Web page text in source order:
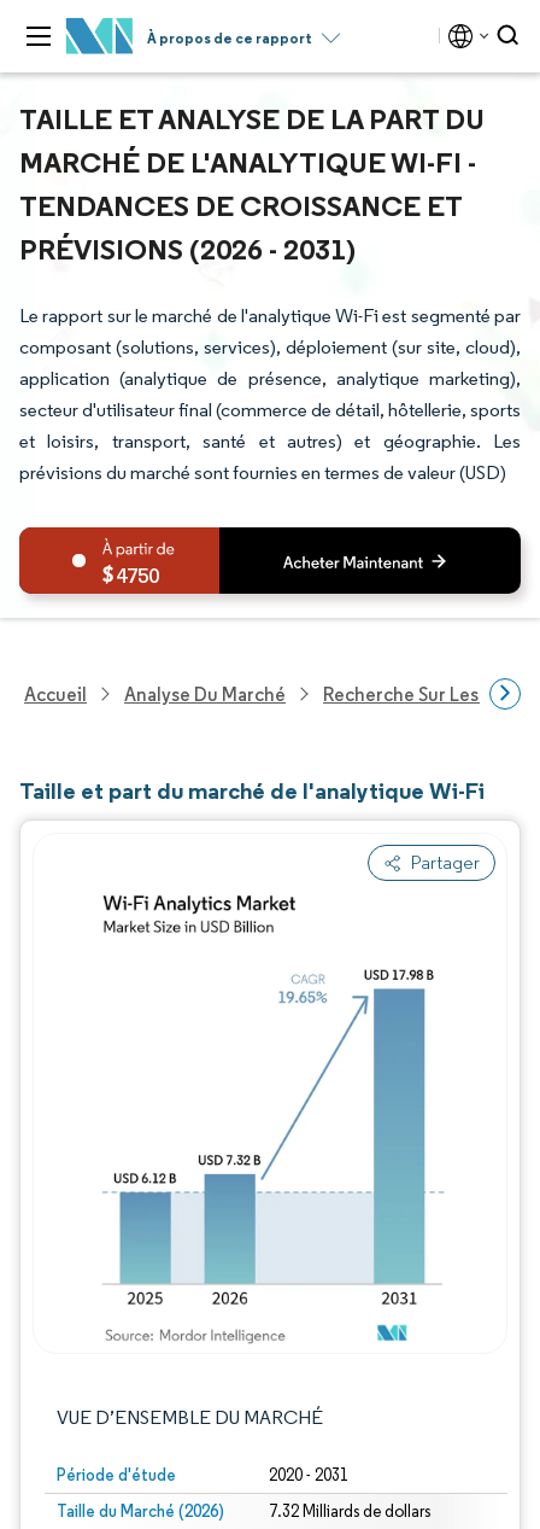
À propos de ce rapport
TAILLE ET ANALYSE DE LA PART DU
MARCHÉ DE L'ANALYTIQUE WI-FI -
TENDANCES DE CROISSANCE ET
PRÉVISIONS (2026 - 2031)
Le rapport sur le marché de l'analytique Wi-Fi est segmenté par
composant (solutions, services), déploiement (sur site, cloud),
application (analytique de présence, analytique marketing),
secteur d'utilisateur final (commerce de détail, hôtellerie, sports
et loisirs, transport, santé et autres) et géographie. Les
prévisions du marché sont fournies en termes de valeur (USD)
4750
Accueil Analyse Du Marché Recherche Sur Les
Taille et part du marché de l'analytique Wi-Fi
Partager
VUE D’ENSEMBLE DU MARCHÉ
Période d'étude 2020 - 2031
Taille du Marché (2026) 7.32 Milliards de dollars
Image © Mordor Intelligence. La